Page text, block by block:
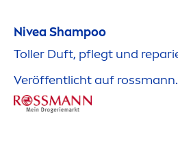
NiveaShampoo
Toller Duft, pflegt und
Veröffentlicht auf